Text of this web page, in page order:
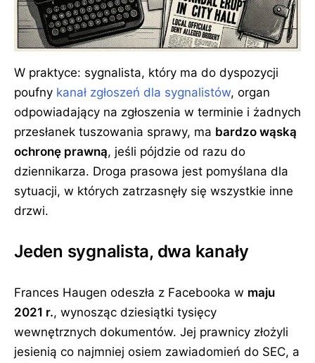
W praktyce: sygnalista, który ma do dyspozycji
poufny kanał zgłoszeń dla sygnalistów, organ
odpowiadający na zgłoszenia w terminie i żadnych
przesłanek tuszowania sprawy, ma bardzo wąską
ochronę prawną, jeśli pójdzie od razu do
dziennikarza. Droga prasowa jest pomyślana dla
sytuacji, w których zatrzasnęły się wszystkie inne
drzwi.
Jeden sygnalista, dwa kanały
Frances Haugen odeszła z Facebooka w maju
2021 r., wynosząc dziesiątki tysięcy
wewnętrznych dokumentów. Jej prawnicy złożyli
jesienią co najmniej osiem zawiadomień do SEC, a